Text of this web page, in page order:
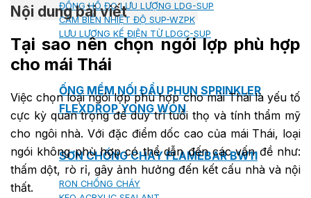
ĐỒNG HỒ ĐO LƯU LƯỢNG LDG-SUP
CẢM BIẾN NHIỆT ĐỘ SUP-WZPK
LƯU LƯỢNG KẾ ĐIỆN TỪ LDGC-SUP
ỐNG MỀM NỐI ĐẦU PHUN SPRINKLER
FLEXDROP YONG WON
SƠN CHỐNG CHÁY FLAMEBAR BW11
RON CHỐNG CHÁY
Nội dung bài viết
Tại sao nên chọn ngói lợp phù hợp
cho mái Thái
Việc chọn loại ngói lợp phù hợp cho mái Thái là yếu tố
cực kỳ quan trọng để duy trì tuổi thọ và tính thẩm mỹ
cho ngôi nhà. Với đặc điểm dốc cao của mái Thái, loại
ngói không phù hợp có thể dẫn đến các vấn đề như:
thấm dột, rò rỉ, gây ảnh hưởng đến kết cấu nhà và nội
thất.